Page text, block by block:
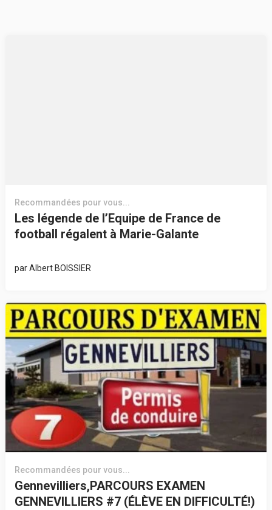
Recommandées pour vous...
Les légende de l’Equipe de France de
football régalent à Marie-Galante
parAlbert BOISSIER
Recommandées pour vous...
Gennevilliers,PARCOURS EXAMEN
GENNEVILLIERS #7 (ÉLÈVE EN DIFFICULTÉ!)